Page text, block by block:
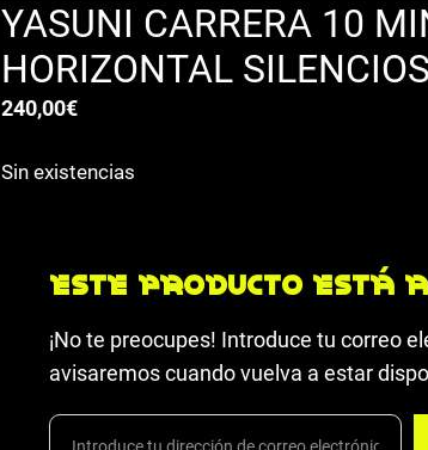
YASUNI CARRERA 10
HORIZONTAL
240,00€
Sin existencias
Este producto está
¡No te preocupes! Introduce tu correo
avisaremos cuando vuelva a estar